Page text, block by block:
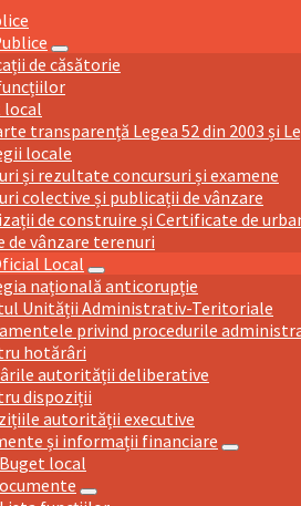
de căsătorie
local
transparență Legea 52 din 2003 și
locale
și rezultate concursuri și examene
colective și publicații de vânzare
de construire și Certificate de
de vânzare terenuri
Local
națională anticorupție
Unității Administrativ-Teritoriale
privind procedurile
hotărâri
autorității deliberative
dispoziții
autorității executive
și informații financiare
Buget local